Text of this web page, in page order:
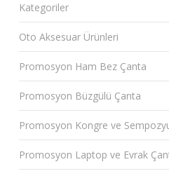
Kategoriler
Oto Aksesuar Ürünleri
Promosyon Ham Bez Çanta
Promosyon Büzgülü Çanta
Promosyon Kongre ve
Promosyon Laptop ve Evrak